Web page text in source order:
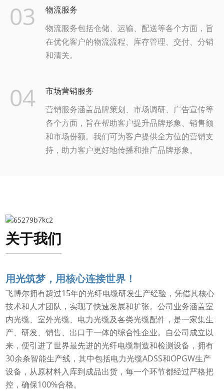
03 物流服务
物流服务包括仓储、运输、配送等各个方面，旨
在优化客户的物流流程、库存管理、交付、分销
和清关。
04 市场营销服务
营销服务涵盖品牌策划、市场调研、广告宣传等
各个方面，旨在帮助客户提升品牌形象、销售额
和市场份额。我们可为客户提供全方位的营销支
持，助力客户更好地传播和推广品牌形象。
关于我们
用光筑梦，用核心连接世界！
飞博尔拥有超过15年的光纤电缆研发生产经验，凭借其核心
技术和人才团队，实现了快速发展和扩张。公司业务涵盖室
内光缆、室外光缆、电力光缆及各类光缆配件，是一家集生
产、研发、销售、出口于一体的综合性企业。自公司成立以
来，便引进了世界最先进的光纤电缆制造和检测设备，拥有
30余条智能生产线，其中包括电力光缆ADSS和OPGW生产
设备，从原材料入库到成品出货，每一个环节都经过严格把
控，确保100%合格。